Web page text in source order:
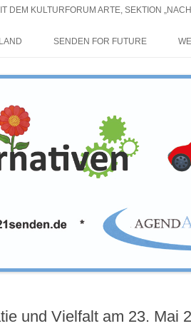
DEM KULTURFORUM ARTE, SEKTION
SENDEN FOR FUTURE
und Vielfalt am 23. Mai